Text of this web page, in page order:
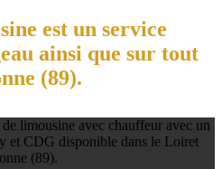
est un service
ainsi que sur tout
(89).
limousine avec chauffeur avec un
et CDG disponible dans le Loiret
(89).